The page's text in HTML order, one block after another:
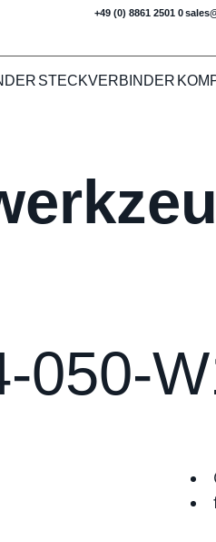
+49 (0) 8861 2501 0
STECKVERBINDER
050-